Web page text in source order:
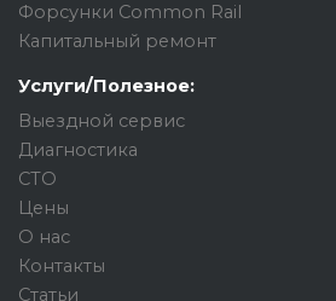
Форсунки Common Rail
Капитальный ремонт
Услуги/Полезное:
Выездной сервис
Диагностика
СТО
Цены
О нас
Контакты
Статьи